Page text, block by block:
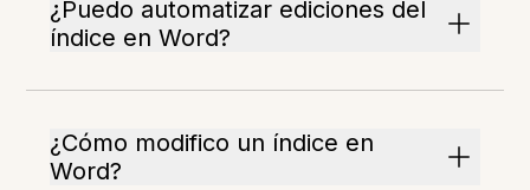
¿Puedo automatizar ediciones del
índice en Word?
¿Cómo modifico un índice en
Word?